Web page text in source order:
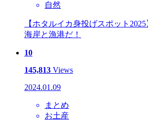
自然
【ホタルイカ身投げスポット
海岸と漁港だ！
10
145,813 Views
2024.01.09
まとめ
お土産